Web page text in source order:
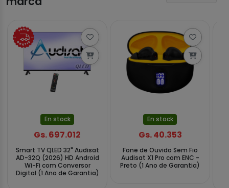
En stock
Gs. 697.012
Smart TV QLED 32" Audisat
AD-32Q (2026) HD Android
Wi-Fi com Conversor
Digital (1 Ano de Garantia)
En stock
Gs. 40.353
Fone de Ouvido Sem Fio
Audisat X1 Pro com ENC -
Preto (1 Ano de Garantia)